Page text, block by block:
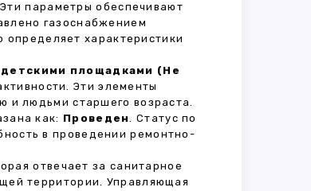
параметры обеспечивают
газоснабжением
определяет характеристики
детскими площадками (Не
Эти элементы
и людьми старшего возраста.
как: Проведен. Статус по
в проведении ремонтно-
отвечает за санитарное
территории. Управляющая